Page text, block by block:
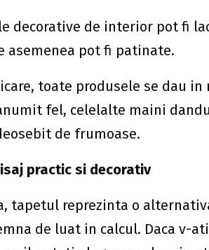
decorative de interior pot fi
asemenea pot fi patinate.
toate produsele se dau
fel, celelalte maini
de frumoase.
practic si decorativ
tapetul reprezinta o
de luat in calcul. Daca v-